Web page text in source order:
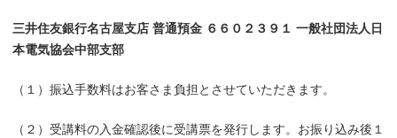
三井住友銀行名古屋支店 普通預金 ６６０２３９１ 一般社団法人日
本電気協会中部支部
（１）振込手数料はお客さま負担とさせていただきます。
（２）受講料の入金確認後に受講票を発行します。お振り込み後１